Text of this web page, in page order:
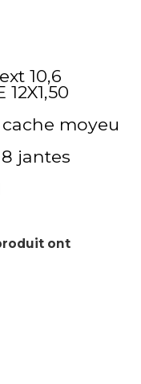
10,6
moyeu
jantes
ont